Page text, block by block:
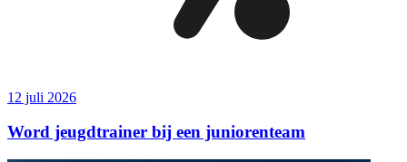
12 juli 2026
Word jeugdtrainer bij een juniorenteam